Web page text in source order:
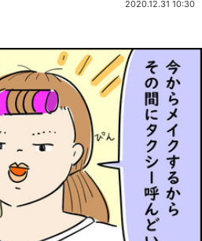
2020.12.31 10:30